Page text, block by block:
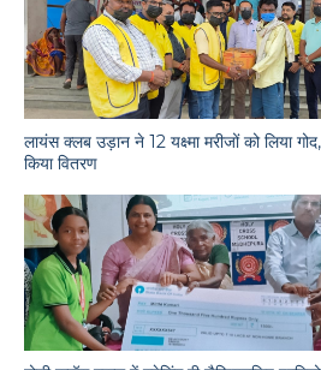
लायंस क्लब उड़ान ने 12 यक्ष्मा मरीजों को लिया
किया वितरण